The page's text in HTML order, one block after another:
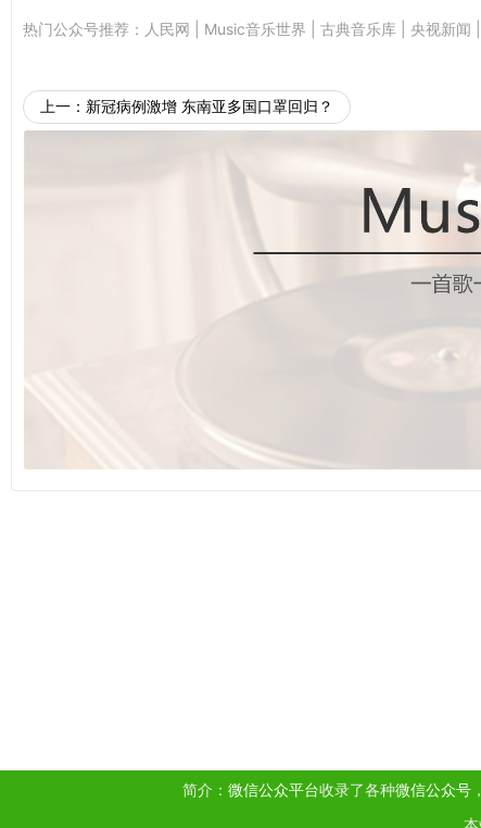
热门公众号推荐： 人民网 Music音乐世界 古典音乐库 央视新闻
上一： 新冠病例激增 东南亚多国口罩回归？
简介： 微信公众平台收录了各种微信公众号